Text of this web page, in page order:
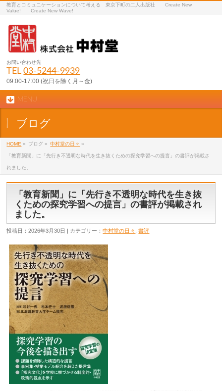
教育とコミュニケーションについて考える 東京下町の二人出版社 Create New
Value! Create New Wave!
お問い合わせ先
TEL03-5244-9939
09:00-17:00 (祝日を除く月～金)
MENU
ブログ
HOME » ブログ » 中村堂の日々 »
「教育新聞」に「先行き不透明な時代を生き抜くための探究学習への提言」の書評が掲載さ
れました。
「教育新聞」に「先行き不透明な時代を生き抜
くための探究学習への提言」の書評が掲載され
ました。
投稿日：2026年3月30日 | カテゴリー：中村堂の日々 ,書評